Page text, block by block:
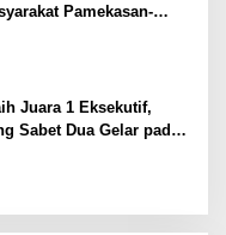
Pamekasan-
Juara 1 Eksekutif,
Sabet Dua Gelar pada